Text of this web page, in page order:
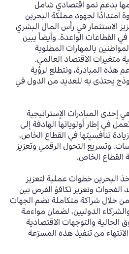
بدعم نمو اقتصادي شامل
لجهود مملكة البحرين
الاستثمار في رأس المال البشري
القطاعات الواعدة. وأيضاً يبين
بالمهارات المطلوبة
متغيرات الاقتصاد العالمي.
المبادرة، ونتطلع لرؤية
يحتذى به للعديد من الدول في
إحدى المبادرات الإستراتيجية
في إطار أولوياتها الهادفة إلى
تنافسيتها في القطاع الخاص،
وتسريع التحول الرقمي وتعزيز
القطاع الخاص.
البحرين خطوات عملية لتعزيز
الفجوات وتعزيز تكافؤ الفرص بين
خلال شراكة متكاملة تضم الجهات
الدوليين، لضمان مواءمة
والتوجهات الاقتصادية
من تنفيذ هذه المسرّعة